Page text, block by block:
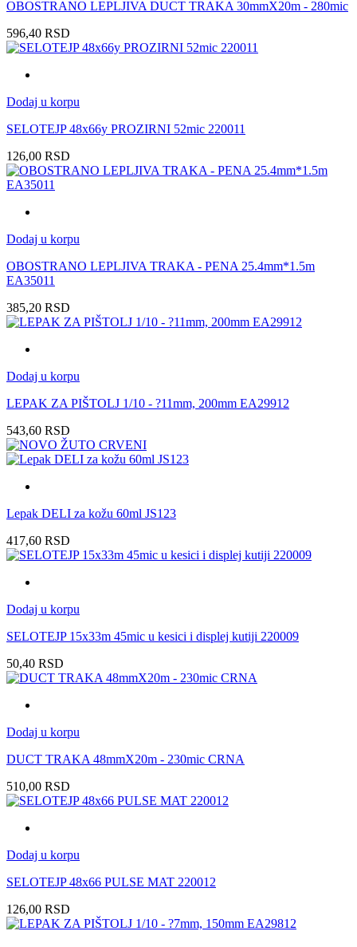
OBOSTRANO LEPLJIVA DUCT TRAKA 30mmX20m - 280mic
596,40 RSD
Dodaj u korpu
SELOTEJP 48x66y PROZIRNI 52mic 220011
126,00 RSD
Dodaj u korpu
OBOSTRANO LEPLJIVA TRAKA - PENA 25.4mm*1.5m
EA35011
385,20 RSD
Dodaj u korpu
LEPAK ZA PIŠTOLJ 1/10 - ?11mm, 200mm EA29912
543,60 RSD
Lepak DELI za kožu 60ml JS123
417,60 RSD
Dodaj u korpu
SELOTEJP 15x33m 45mic u kesici i displej kutiji 220009
50,40 RSD
Dodaj u korpu
DUCT TRAKA 48mmX20m - 230mic CRNA
510,00 RSD
Dodaj u korpu
SELOTEJP 48x66 PULSE MAT 220012
126,00 RSD